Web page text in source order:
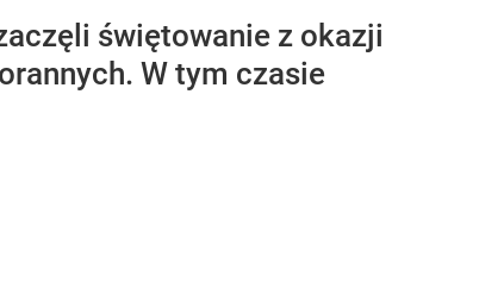
świętowanie z okazji
W tym czasie